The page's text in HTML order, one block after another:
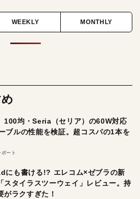
WEEKLY MONTHLY
100均・Seria（セリア）の60W対応
ブルの性能を検証。超コスパの1本を
ポート
にも書ける!? エレコム×ゼブラの新
スタイラスツーウェイ」レビュー。持
がラクすぎた！